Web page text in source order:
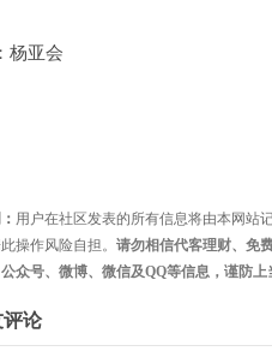
杨亚会
用户在社区发表的所有信息将由本网站
操作风险自担。 请勿相信代客理财、免
众号、微博、微信及QQ等信息，谨防上
评论